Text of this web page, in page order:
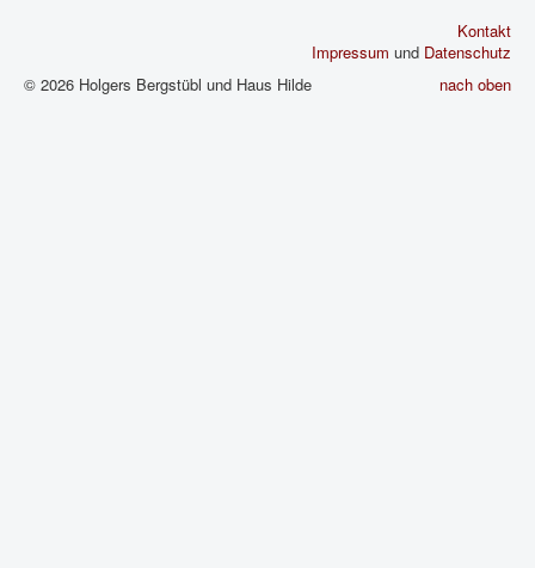
Kontakt
Impressum und Datenschutz
nach oben
© 2026 Holgers Bergstübl und Haus Hilde